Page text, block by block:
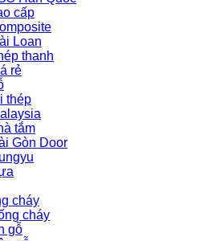
cấp
Loan
thanh
rẻ
thép
tắm
Gòn Door
cháy
cháy
gỗ